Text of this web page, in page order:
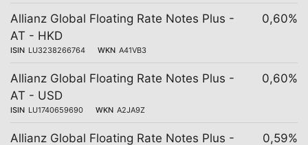
Allianz Global Floating Rate Notes Plus -
AT - HKD
ISIN LU3238266764 WKN A41VB3
0,60%
Allianz Global Floating Rate Notes Plus -
AT - USD
ISIN LU1740659690 WKN A2JA9Z
0,60%
Allianz Global Floating Rate Notes Plus -
0,59%